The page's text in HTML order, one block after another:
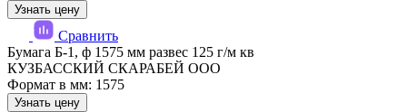
Узнать цену
Сравнить
Бумага Б-1, ф 1575 мм развес 125 г/м кв
КУЗБАССКИЙ СКАРАБЕЙ ООО
Формат в мм: 1575
Узнать цену